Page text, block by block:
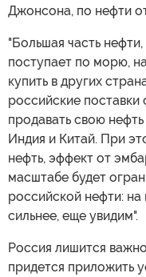
Джонсона, по нефти
"Большая часть
поступает по морю,
купить в других
российские поставки
продавать свою
Индия и Китай. При
нефть, эффект от
масштабе будет
российской нефти: на
сильнее, еще увидим".
Россия лишится
придется приложить